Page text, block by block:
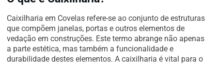
Caixilharia em Covelas refere-se ao conjunto de estruturas
que compõem janelas, portas e outros elementos de
vedação em construções. Este termo abrange não apenas
a parte estética, mas também a funcionalidade e
durabilidade destes elementos. A caixilharia é vital para o